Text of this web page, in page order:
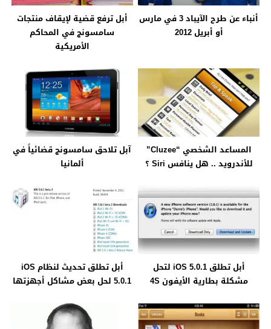
أنباء عن طرح الآيباد 3 في مارس
أو أبريل 2012
أبل ترفع قضية لإيقاف منتجات
سامسونج في المحاكم
الأمريكية
المساعد الشخصي “Cluzee”
للأندرويد .. هل ينافس Siri ؟
آبل تلاحق سامسونج قضائياً في
ألمانيا
أبل تطلق iOS 5.0.1 لتحل
مشكلة بطارية الأيفون 4S
أبل تطلق تحديث لنظام iOS
5.0.1 لحل بعض مشاكل أجهزتها